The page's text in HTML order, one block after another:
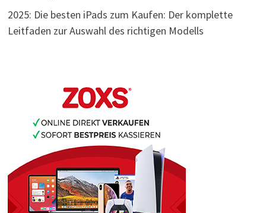
2025: Die besten iPads zum Kaufen: Der komplette
Leitfaden zur Auswahl des richtigen Modells